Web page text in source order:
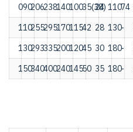
09020623814010035(38)
24 11074
11025529517011542 28 130-
13029333520012045 30 180-
15034040024014550 35 180-